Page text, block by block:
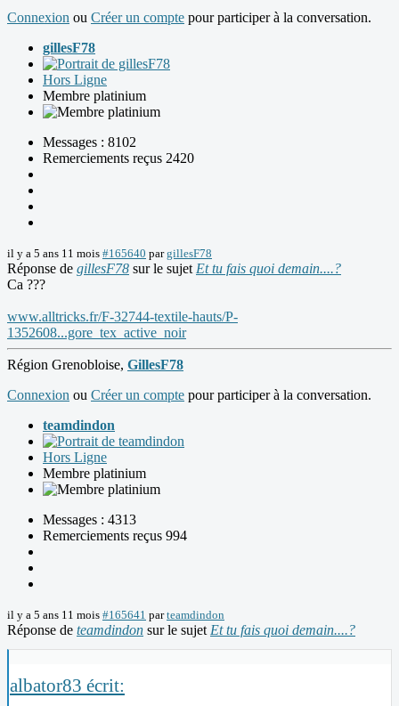
Connexion ou Créer un compte pour participer à la conversation.
gillesF78
Hors Ligne
Membre platinium
Messages : 8102
Remerciements reçus 2420
il y a 5 ans 11 mois #165640 pargillesF78
Réponse de gillesF78 sur le sujet Et tu fais quoi demain....?
Ca ???
www.alltricks.fr/F-32744-textile-hauts/P-
1352608...gore_tex_active_noir
Région Grenobloise, GillesF78
Connexion ou Créer un compte pour participer à la conversation.
teamdindon
Hors Ligne
Membre platinium
Messages : 4313
Remerciements reçus 994
il y a 5 ans 11 mois #165641 parteamdindon
Réponse de teamdindon sur le sujet Et tu fais quoi demain....?
albator83 écrit: